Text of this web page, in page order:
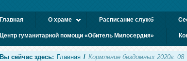
Главная О храме Расписание служб
Центр гуманитарной помощи «Обитель Милосердия»
Вы сейчас здесь: Главная / Кормление бездомных 2020г. 08